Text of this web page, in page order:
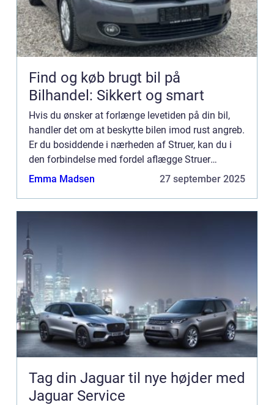
Find og køb brugt bil på
Bilhandel: Sikkert og smart
Hvis du ønsker at forlænge levetiden på din bil,
handler det om at beskytte bilen imod rust angreb.
Er du bosiddende i nærheden af Struer, kan du i
den forbindelse med fordel aflægge Struer
Undervognscenter en visit. Hvem er Struer
Emma Madsen 27 september 2025
Tag din Jaguar til nye højder med
Jaguar Service